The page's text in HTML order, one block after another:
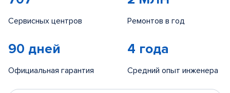
Сервисных центров Ремонтов в год
90 дней
Официальная гарантия
4 года
Средний опыт инженера